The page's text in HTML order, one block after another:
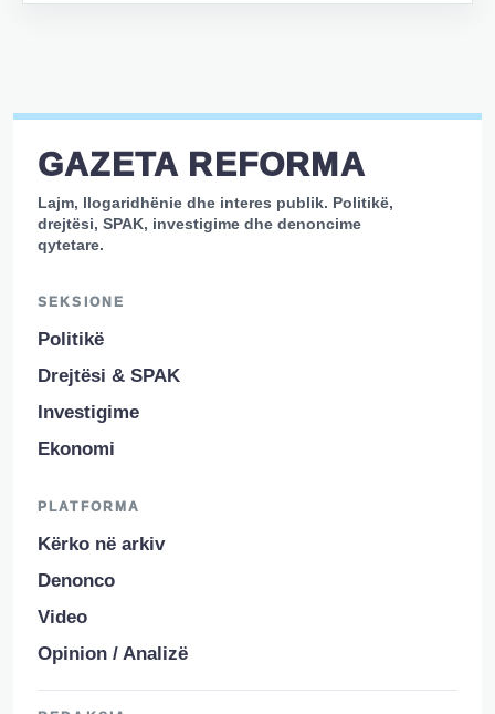
GAZETA REFORMA
Lajm, llogaridhënie dhe interes publik. Politikë,
drejtësi, SPAK, investigime dhe denoncime
qytetare.
SEKSIONE
Politikë
Drejtësi & SPAK
Investigime
Ekonomi
PLATFORMA
Kërko në arkiv
Denonco
Video
Opinion / Analizë